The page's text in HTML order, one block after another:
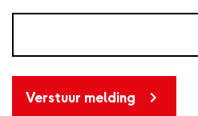
Verstuur melding